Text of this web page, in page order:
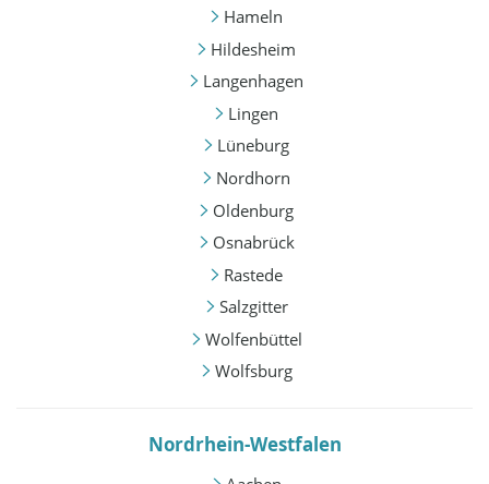
Hameln
Hildesheim
Langenhagen
Lingen
Lüneburg
Nordhorn
Oldenburg
Osnabrück
Rastede
Salzgitter
Wolfenbüttel
Wolfsburg
Nordrhein-Westfalen